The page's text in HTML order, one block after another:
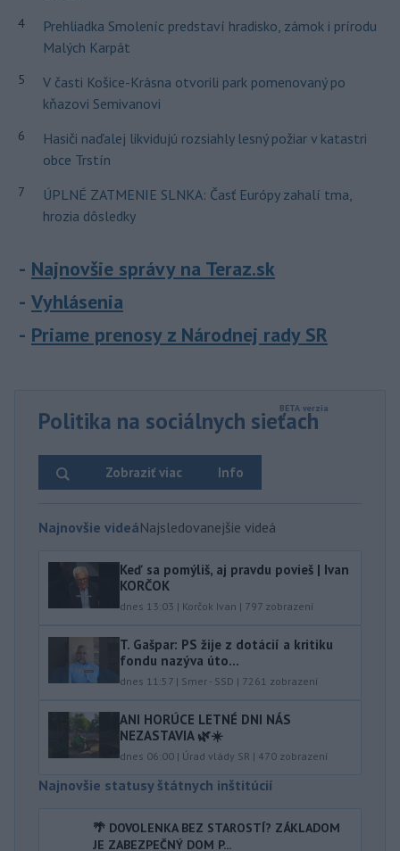
4
Prehliadka Smoleníc predstaví hradisko, zámok i prírodu
Malých Karpát
5
V časti Košice-Krásna otvorili park pomenovaný po
kňazovi Semivanovi
6
Hasiči naďalej likvidujú rozsiahly lesný požiar v katastri
obce Trstín
7
ÚPLNÉ ZATMENIE SLNKA: Časť Európy zahalí tma,
hrozia dôsledky
Najnovšie správy na Teraz.sk
Vyhlásenia
Priame prenosy z Národnej rady SR
Politika na sociálnych sieťach
Info
Zobraziť viac
Najnovšie videáNajsledovanejšie videá
Keď sa pomýliš, aj pravdu povieš | Ivan
KORČOK
dnes 13:03 | Korčok Ivan | 797 zobrazení
T. Gašpar: PS žije z dotácií a kritiku
fondu nazýva úto...
dnes 11:57 | Smer - SSD | 7261 zobrazení
ANI HORÚCE LETNÉ DNI NÁS
NEZASTAVIA 🌿☀️
dnes 06:00 | Úrad vlády SR | 470 zobrazení
Najnovšie statusy štátnych inštitúcií
🌴 DOVOLENKA BEZ STAROSTÍ? ZÁKLADOM
JE ZABEZPEČNÝ DOM P...